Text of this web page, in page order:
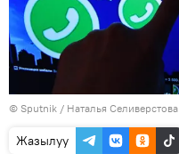
© Sputnik / Наталья Селиверстова
Жазылуу